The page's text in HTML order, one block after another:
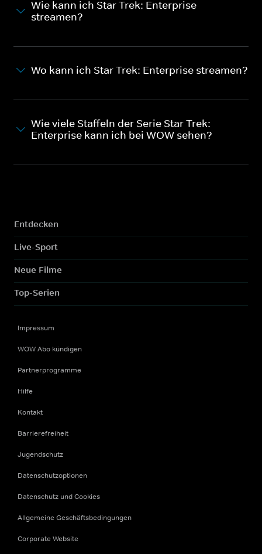
Wie kann ich Star Trek: Enterprise
streamen?
Wo kann ich Star Trek: Enterprise streamen?
Wie viele Staffeln der Serie Star Trek:
Enterprise kann ich bei WOW sehen?
Entdecken
Live-Sport
Neue Filme
Top-Serien
Impressum
WOW Abo kündigen
Partnerprogramme
Hilfe
Kontakt
Barrierefreiheit
Jugendschutz
Datenschutzoptionen
Datenschutz und Cookies
Allgemeine Geschäftsbedingungen
Corporate Website